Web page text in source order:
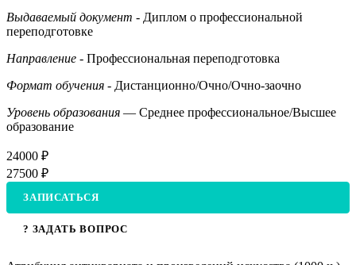
Выдаваемый документ - Диплом о профессиональной
переподготовке
Направление - Профессиональная переподготовка
Формат обучения - Дистанционно/Очно/Очно-заочно
Уровень образования — Среднее профессиональное/Высшее
образование
24000 ₽
27500 ₽
ЗАПИСАТЬСЯ
? ЗАДАТЬ ВОПРОС